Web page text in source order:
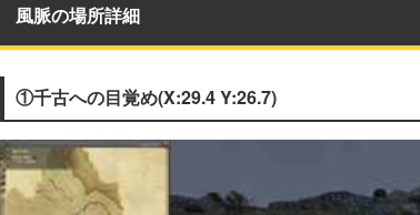
風脈の場所詳細
①千古への目覚め(X:29.4 Y:26.7)